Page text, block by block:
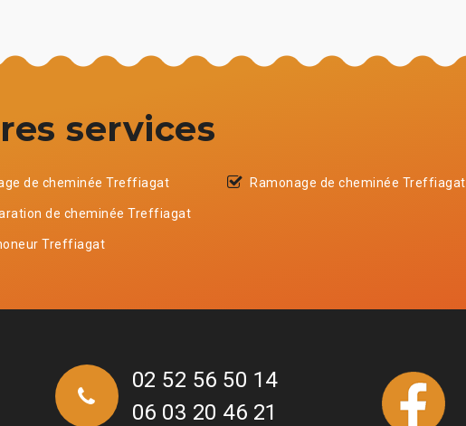
services
de cheminée Treffiagat
de cheminée Treffiagat
Treffiagat
Ramonage de cheminée Treffiagat
02 52 56 50 14
06 03 20 46 21